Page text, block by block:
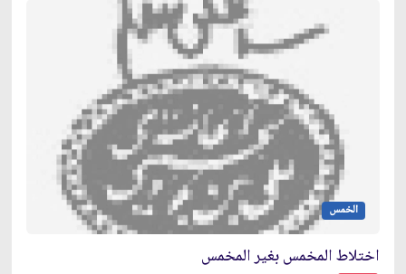
الخمس
اختلاط المخمس بغير المخمس